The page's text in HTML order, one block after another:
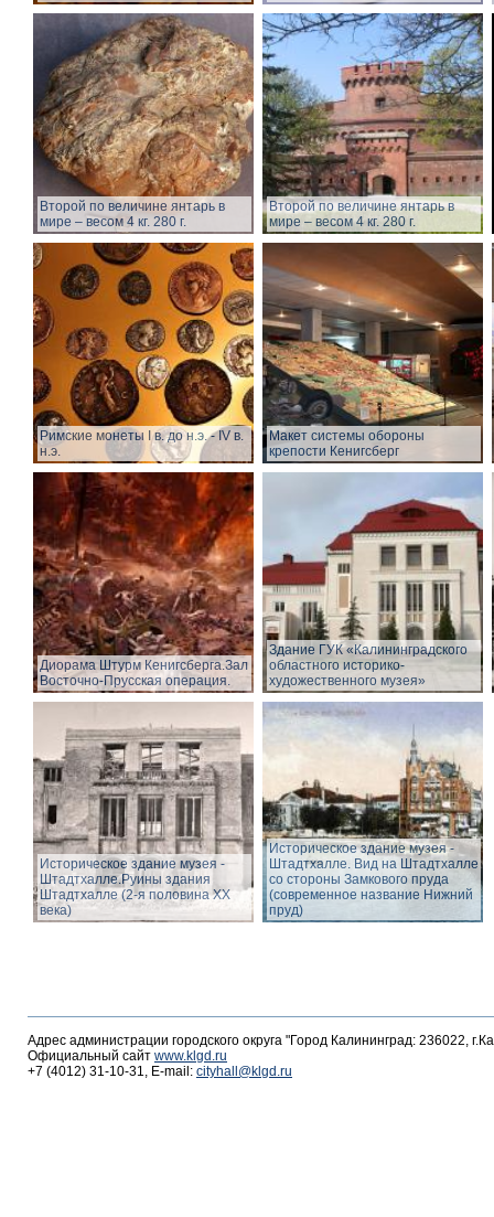
Второй по величине янтарь в
мире – весом 4 кг. 280 г.
Второй по величине янтарь в
мире – весом 4 кг. 280 г.
Римские монеты I в. до н.э. - IV в.
н.э.
Макет системы обороны
крепости Кенигсберг
Диорама Штурм Кенигсберга.Зал
Восточно-Прусская операция.
Здание ГУК «Калининградского
областного историко-
художественного музея»
Историческое здание музея -
Штадтхалле.Руины здания
Штадтхалле (2-я половина ХХ
века)
Историческое здание музея -
Штадтхалле. Вид на Штадтхалле
со стороны Замкового пруда
(современное название Нижний
пруд)
Адрес администрации городского округа "Город Калининград: 236022,
Официальный сайт www.klgd.ru
+7 (4012) 31-10-31, E-mail: cityhall@klgd.ru